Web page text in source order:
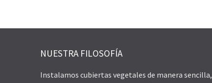
NUESTRA FILOSOFÍA
Instalamos cubiertas vegetales de manera sencilla,